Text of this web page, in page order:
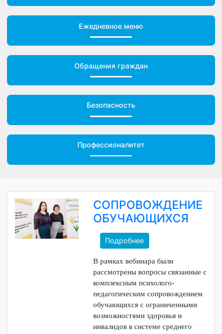
Доп. материалы
Ежедневное меню
СОПРОВОЖДЕНИЕ
ОБУЧАЮЩИХСЯ
Подробнее
В рамках вебинара были
рассмотрены вопросы связанные с
комплексным психолого-
педагогическим сопровождением